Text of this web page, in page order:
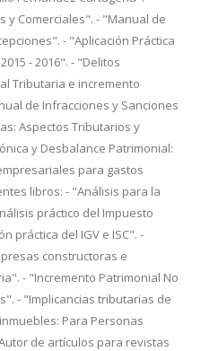
y Comerciales". - "Manual de
- "Aplicación Práctica
- 2016". - "Delitos
Tributaria e incremento
de Infracciones y Sanciones
Aspectos Tributarios y
y Desbalance Patrimonial:
para gastos
libros: - "Análisis para la
práctico del Impuesto
práctica del IGV e ISC". -
constructoras e
- "Incremento Patrimonial No
- "Implicancias tributarias de
Para Personas
de artículos para revistas